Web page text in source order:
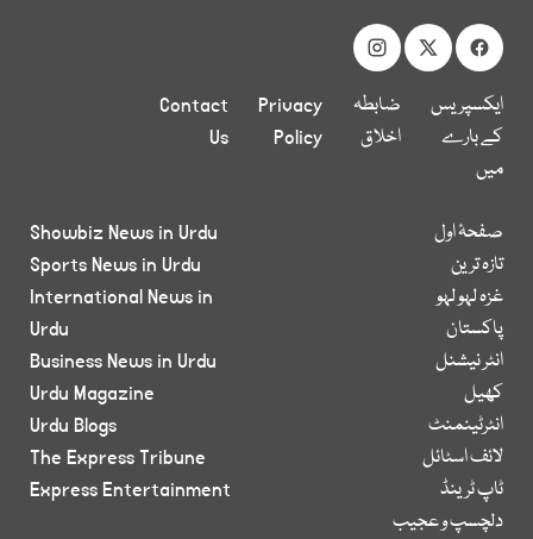
ایکسپریس
کے بارے
میں
ضابطہ
اخلاق
Privacy
Policy
Contact
Us
صفحۂ اول
تازہ ترین
غزہ لہو لہو
پاکستان
انٹر نیشنل
کھیل
انٹرٹینمنٹ
لائف اسٹائل
ٹاپ ٹرینڈ
دلچسپ و عجیب
Showbiz News in Urdu
Sports News in Urdu
International News in
Urdu
Business News in Urdu
Urdu Magazine
Urdu Blogs
The Express Tribune
Express Entertainment